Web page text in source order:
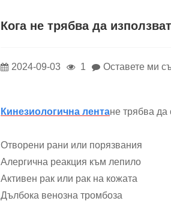
Кога не трябва да
2024-09-03 1 Оставете ми
Кинезиологична лентане трябва да
Отворени рани или порязвания
Алергична реакция към лепило
Активен рак или рак на кожата
Дълбока венозна тромбоза